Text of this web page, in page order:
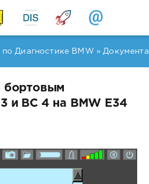
Диагностике BMW »
бортовым
и BC 4 на BMW E34